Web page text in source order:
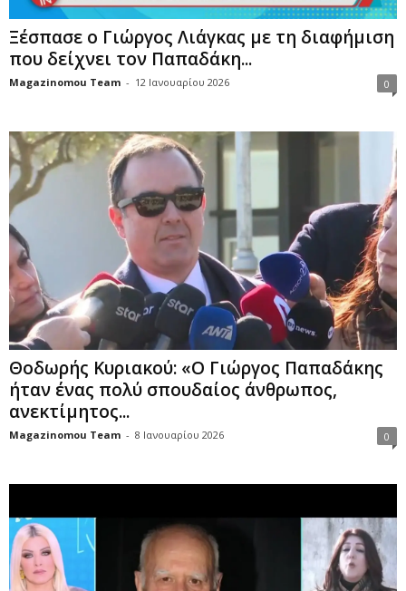
Ξέσπασε ο Γιώργος Λιάγκας με τη διαφήμιση
που δείχνει τον Παπαδάκη...
Magazinomou Team - 12 Ιανουαρίου 2026 0
Θοδωρής Κυριακού: «Ο Γιώργος Παπαδάκης
ήταν ένας πολύ σπουδαίος άνθρωπος,
ανεκτίμητος...
Magazinomou Team - 8 Ιανουαρίου 2026 0